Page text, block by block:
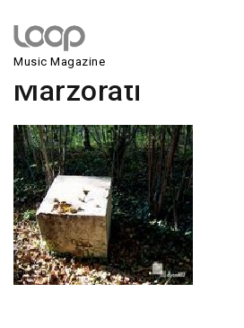
Music Magazine
Enrico Coniglio –
Marzorati